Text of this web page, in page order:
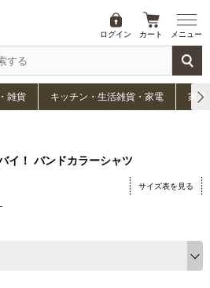
ログイン カート メニュー
雑貨 キッチン・生活雑貨・家電 家具
イ！ バンドカラーシャツ
サイズ表を見る